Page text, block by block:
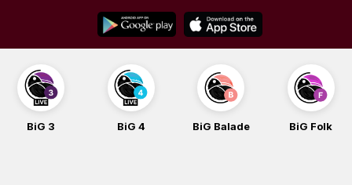
content
BiG 3 BiG 4 BiG Balade BiG Folk